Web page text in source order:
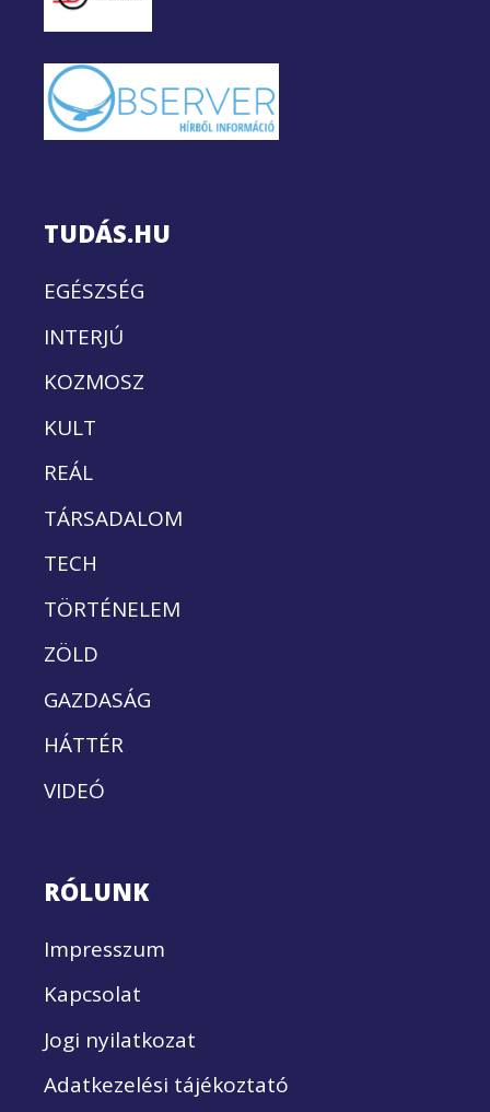
TUDÁS.HU
EGÉSZSÉG
INTERJÚ
KOZMOSZ
KULT
REÁL
TÁRSADALOM
TECH
TÖRTÉNELEM
ZÖLD
GAZDASÁG
HÁTTÉR
VIDEÓ
RÓLUNK
Impresszum
Kapcsolat
Jogi nyilatkozat
Adatkezelési tájékoztató